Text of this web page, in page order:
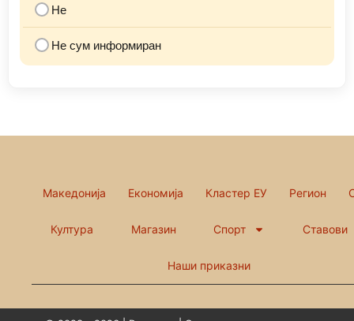
Не
Не сум информиран
Македонија Економија Кластер ЕУ Регион
Култура Магазин Спорт Ставови
Наши приказни